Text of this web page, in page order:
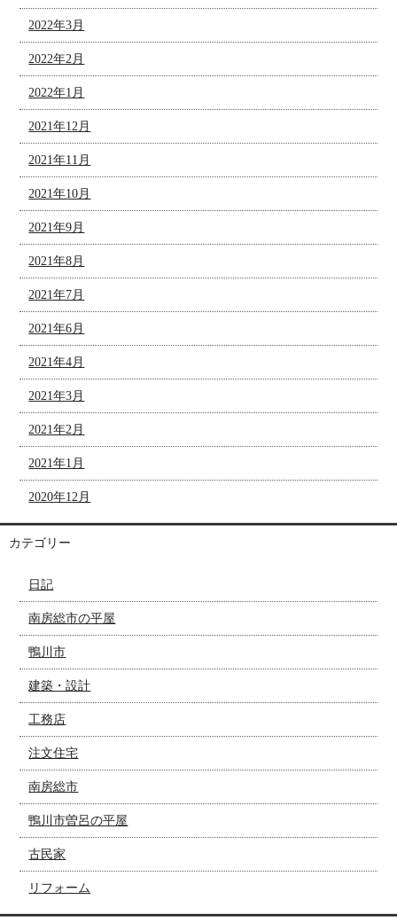
2022年3月
2022年2月
2022年1月
2021年12月
2021年11月
2021年10月
2021年9月
2021年8月
2021年7月
2021年6月
2021年4月
2021年3月
2021年2月
2021年1月
2020年12月
カテゴリー
日記
南房総市の平屋
鴨川市
建築・設計
工務店
注文住宅
南房総市
鴨川市曽呂の平屋
古民家
リフォーム